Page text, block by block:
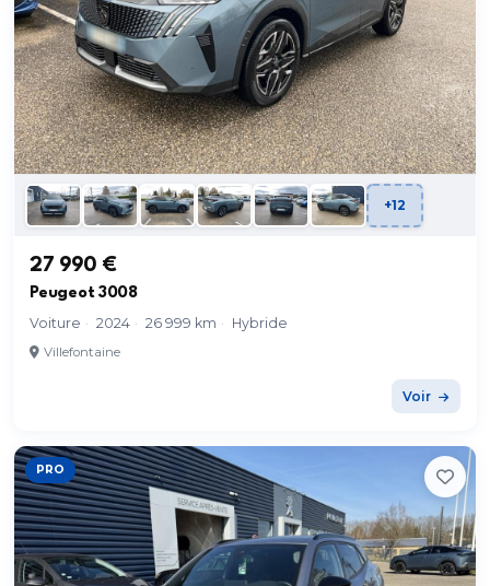
+12
27 990 €
Peugeot 3008
Voiture · 2024 · 26 999 km · Hybride
Villefontaine
Voir
PRO